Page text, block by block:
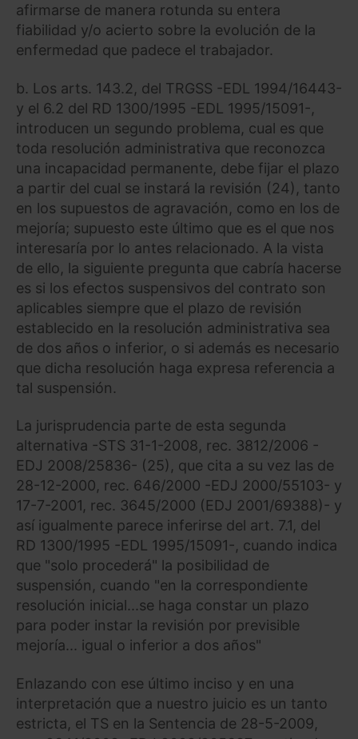
afirmarse de manera rotunda su entera
fiabilidad y/o acierto sobre la evolución de la
enfermedad que padece el trabajador.
b. Los arts. 143.2, del TRGSS -EDL 1994/16443-
y el 6.2 del RD 1300/1995 -EDL 1995/15091-,
introducen un segundo problema, cual es que
toda resolución administrativa que reconozca
una incapacidad permanente, debe fijar el plazo
a partir del cual se instará la revisión (24), tanto
en los supuestos de agravación, como en los de
mejoría; supuesto este último que es el que nos
interesaría por lo antes relacionado. A la vista
de ello, la siguiente pregunta que cabría hacerse
es si los efectos suspensivos del contrato son
aplicables siempre que el plazo de revisión
establecido en la resolución administrativa sea
de dos años o inferior, o si además es necesario
que dicha resolución haga expresa referencia a
tal suspensión.
La jurisprudencia parte de esta segunda
alternativa -STS 31-1-2008, rec. 3812/2006 -
EDJ 2008/25836- (25), que cita a su vez las de
28-12-2000, rec. 646/2000 -EDJ 2000/55103- y
17-7-2001, rec. 3645/2000 (EDJ 2001/69388)- y
así igualmente parece inferirse del art. 7.1, del
RD 1300/1995 -EDL 1995/15091-, cuando indica
que "solo procederá" la posibilidad de
suspensión, cuando "en la correspondiente
resolución inicial...se haga constar un plazo
para poder instar la revisión por previsible
mejoría... igual o inferior a dos años"
Enlazando con ese último inciso y en una
interpretación que a nuestro juicio es un tanto
estricta, el TS en la Sentencia de 28-5-2009,